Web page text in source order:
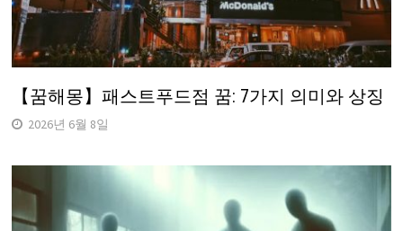
【꿈해몽】패스트푸드점 꿈: 7가지 의미와 상징
2026년 6월 8일